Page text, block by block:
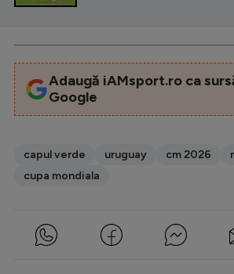
Adaugă iAMsport.ro ca
Google
capul verde uruguay cm 2026
cupa mondiala